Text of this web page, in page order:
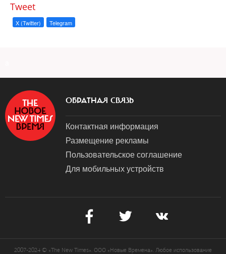
Tweet
X (Twitter) Telegram
ОБРАТНАЯ СВЯЗЬ
Контактная информация
Размещение рекламы
Пользовательское соглашение
Для мобильных устройств
2007-2024 © «The New Times». ООО «Новые Времена». Любое использование